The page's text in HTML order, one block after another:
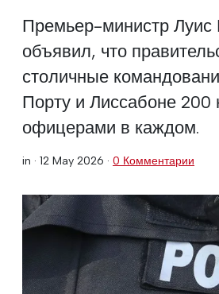
Премьер-министр Луис
объявил, что
столичные
Порту и Лиссабоне 200
офицерами в каждом.
in · 12 May 2026 · 0 Комментарии